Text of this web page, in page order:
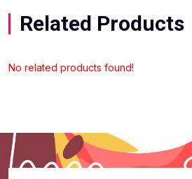
Related Products
No related products found!